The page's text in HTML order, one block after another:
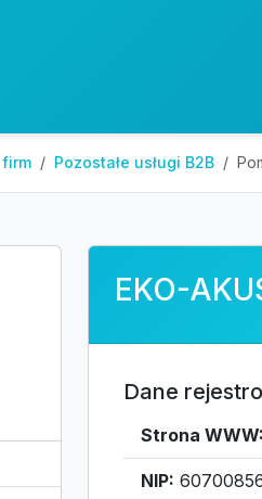
firm Pozostałe usługi B2B
EKO-
Dane
Strona WWW:
NIP: